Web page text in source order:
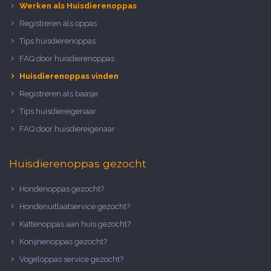
Werken als Huisdierenoppas
Registreren als oppas
Tips huisdierenoppas
FAQ door huisdierenoppas
Huisdierenoppas vinden
Registreren als baasje
Tips huisdiereigenaar
FAQ door huisdiereigenaar
Huisdierenoppas gezocht
Hondenoppas gezocht?
Hondenuitlaatservice gezocht?
Kattenoppas aan huis gezocht?
Konijnenoppas gezocht?
Vogeloppas service gezocht?